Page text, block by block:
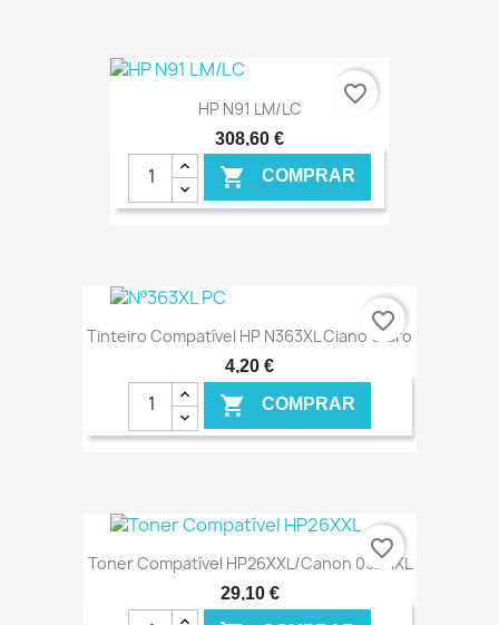
HP N91 LM/LC
308,60 €
 COMPRAR
€ ONLINE
favorite_border
Tinteiro Compatível HP N363XL Ciano Claro
4,20 €
 COMPRAR
€ ONLINE
favorite_border
Toner Compatível HP26XXL/Canon 052HXL
29,10 €
favorite_border